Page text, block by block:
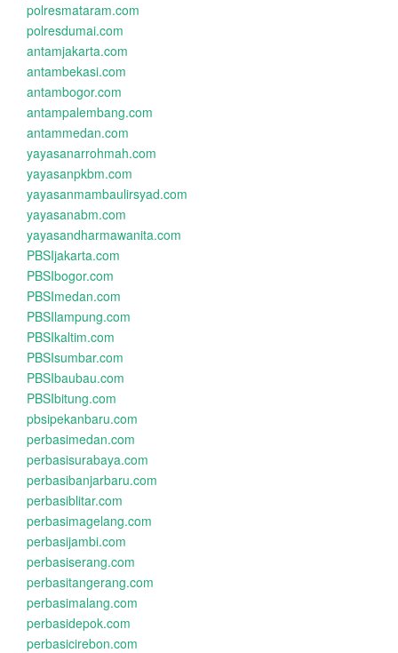
polresmataram.com
polresdumai.com
antamjakarta.com
antambekasi.com
antambogor.com
antampalembang.com
antammedan.com
yayasanarrohmah.com
yayasanpkbm.com
yayasanmambaulirsyad.com
yayasanabm.com
yayasandharmawanita.com
PBSIjakarta.com
PBSIbogor.com
PBSImedan.com
PBSIlampung.com
PBSIkaltim.com
PBSIsumbar.com
PBSIbaubau.com
PBSIbitung.com
pbsipekanbaru.com
perbasimedan.com
perbasisurabaya.com
perbasibanjarbaru.com
perbasiblitar.com
perbasimagelang.com
perbasijambi.com
perbasiserang.com
perbasitangerang.com
perbasimalang.com
perbasidepok.com
perbasicirebon.com